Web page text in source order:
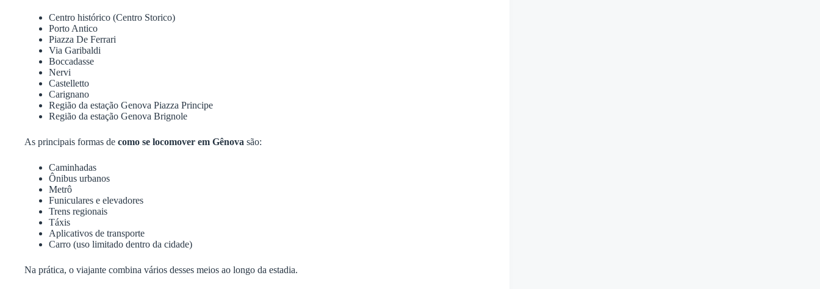
Centro histórico (Centro Storico)
Porto Antico
Piazza De Ferrari
Via Garibaldi
Boccadasse
Nervi
Castelletto
Carignano
Região da estação Genova Piazza Principe
Região da estação Genova Brignole
As principais formas de como se locomover em Gênova são:
Caminhadas
Ônibus urbanos
Metrô
Funiculares e elevadores
Trens regionais
Táxis
Aplicativos de transporte
Carro (uso limitado dentro da cidade)
Na prática, o viajante combina vários desses meios ao longo da estadia.